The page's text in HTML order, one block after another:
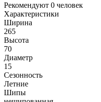
Рекомендуют 0 человек
Характеристики
Ширина
265
Высота
70
Диаметр
15
Сезонность
Летние
Шипы